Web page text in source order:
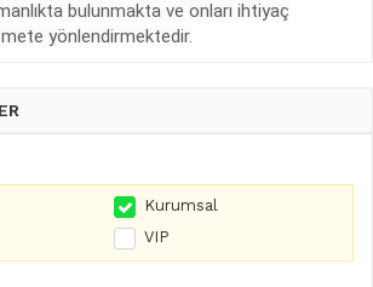
bulunmakta ve onları ihtiyaç
yönlendirmektedir.
Kurumsal
VIP